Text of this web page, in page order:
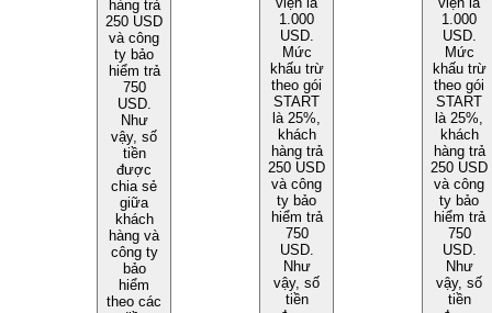
hàng trả
250 USD
và công
ty bảo
hiểm trả
750
USD.
Như
vậy, số
tiền
được
chia sẻ
giữa
khách
hàng và
công ty
bảo
hiểm
theo các
1.000
USD.
Mức
khấu trừ
theo gói
START
là 25%,
khách
hàng trả
250 USD
và công
ty bảo
hiểm trả
750
USD.
Như
vậy, số
tiền
1.000
USD.
Mức
khấu trừ
theo gói
START
là 25%,
khách
hàng trả
250 USD
và công
ty bảo
hiểm trả
750
USD.
Như
vậy, số
tiền